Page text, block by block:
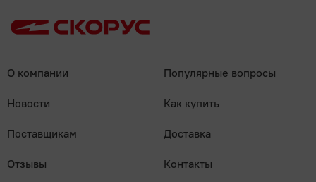
О компании
Новости
Поставщикам
Отзывы
Популярные вопросы
Как купить
Доставка
Контакты